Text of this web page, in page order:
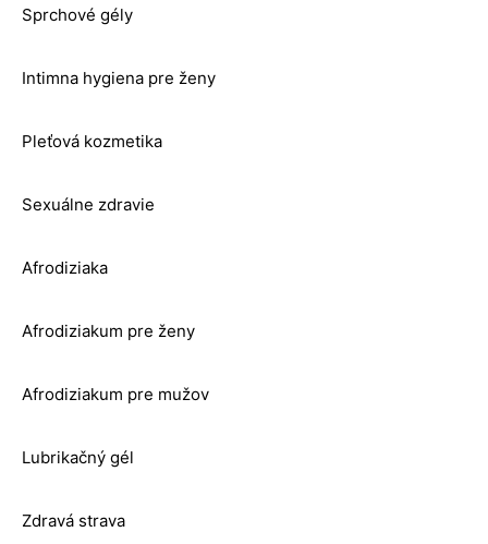
Sprchové gély
Intimna hygiena pre ženy
Pleťová kozmetika
Sexuálne zdravie
Afrodiziaka
Afrodiziakum pre ženy
Afrodiziakum pre mužov
Lubrikačný gél
Zdravá strava